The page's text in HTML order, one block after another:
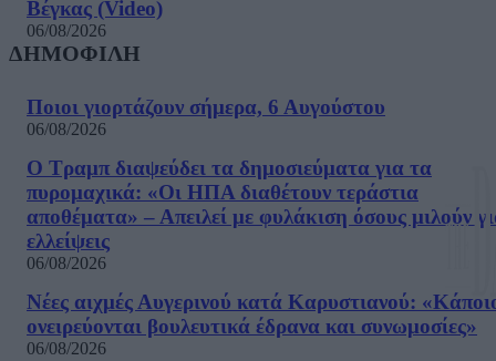
Βέγκας (Video)
06/08/2026
ΔΗΜΟΦΙΛΗ
Ποιοι γιορτάζουν σήμερα, 6 Αυγούστου
06/08/2026
Ο Τραμπ διαψεύδει τα δημοσιεύματα για τα
πυρομαχικά: «Οι ΗΠΑ διαθέτουν τεράστια
αποθέματα» – Απειλεί με φυλάκιση όσους μιλούν
ελλείψεις
06/08/2026
Νέες αιχμές Αυγερινού κατά Καρυστιανού:
ονειρεύονται βουλευτικά έδρανα και συνωμοσίες»
06/08/2026